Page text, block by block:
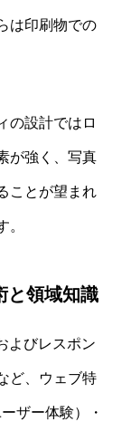
は印刷物での
の設計ではロ
が強く、写真
ことが望まれ
。
と領域知識
よびレスポン
ど、ウェブ特
ザー体験）・